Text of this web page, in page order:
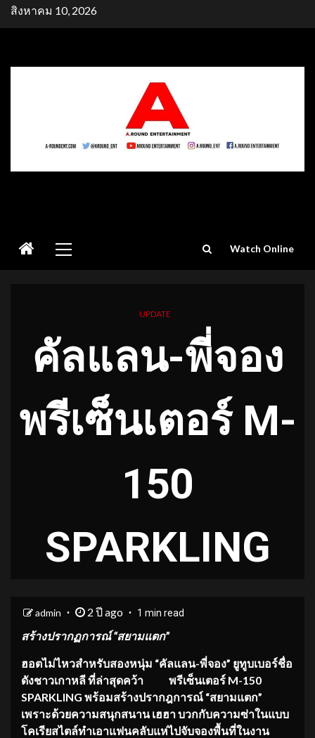
Skipสิงหาคม 10, 2026
Menu
Watch Online
UPDATE
คัลแลน-พี่จอง
พรีเซ็นเตอร์ M-
150
SPARKLING
admin 2 ปี ago 1 min read
สร้างปรากฏการณ์“สยามแตก”
ฮอตไม่ไหวสำหรับสองหนุ่ม “คัลแลน-พี่จอง” ยูทูบเบอร์ชื่อ
ดังชาวเกาหลี ที่ล่าสุดคว้า พรีเซ็นเตอร์ M-150
SPARKLING พร้อมสร้างปรากฎการณ์ “สยามแตก”
เพราะด้วยความสนุกสนาน เฮฮา บวกกับความซ่าในแบบ
โคเรียสไตล์ทำเอาแฟนคลับแห่ไปจับจองพื้นที่ในงาน